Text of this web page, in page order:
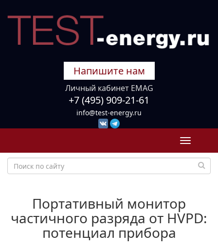
Напишите нам
Личный кабинет EMAG
+7 (495) 909-21-61
info@test-energy.ru
Toggle
Портативный монитор
частичного разряда от HVPD:
потенциал прибора